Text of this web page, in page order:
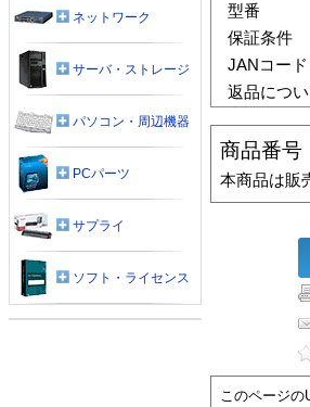
型番
保証条件
JANコード
返品につい
商品番号
本商品は販
このページの
ネットワーク
サーバ・ストレージ
パソコン・周辺機器
PCパーツ
サプライ
ソフト・ライセンス